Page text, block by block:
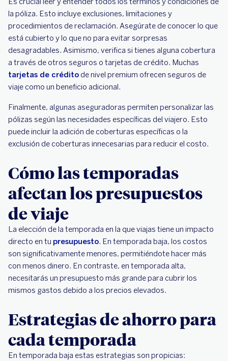
la póliza. Esto incluye exclusiones, limitaciones y
procedimientos de reclamación. Asegúrate de conocer lo que
está cubierto y lo que no para evitar sorpresas
desagradables. Asimismo, verifica si tienes alguna cobertura
a través de otros seguros o tarjetas de crédito. Muchas
tarjetas de crédito de nivel premium ofrecen seguros de
viaje como un beneficio adicional.
Finalmente, algunas aseguradoras permiten personalizar las
pólizas según las necesidades específicas del viajero. Esto
puede incluir la adición de coberturas específicas o la
exclusión de coberturas innecesarias para reducir el costo.
Cómo las temporadas
afectan los presupuestos
de viaje
La elección de la temporada en la que viajas tiene un impacto
directo en tu presupuesto. En temporada baja, los costos
son significativamente menores, permitiéndote hacer más
con menos dinero. En contraste, en temporada alta,
necesitarás un presupuesto más grande para cubrir los
mismos gastos debido a los precios elevados.
Estrategias de ahorro para
cada temporada
En temporada baja estas estrategias son propicias: